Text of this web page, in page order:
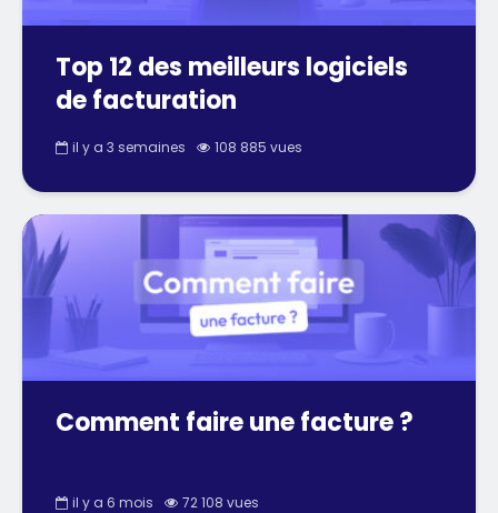
Top 12 des meilleurs logiciels
de facturation
il y a 3 semaines 108 885 vues
Comment faire une facture ?
il y a 6 mois 72 108 vues